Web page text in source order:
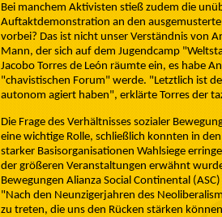
Bei manchem Aktivisten stieß zudem die
Auftaktdemonstration an den
vorbei? Das ist nicht unser Verständnis von
Mann, der sich auf dem Jugendcamp
Jacobo Torres de León räumte ein, es habe
"chavistischen Forum" werde. "Letztlich ist
autonom agiert haben", erklärte Torres der
Die Frage des Verhältnisses sozialer
eine wichtige Rolle, schließlich konnten in
starker Basisorganisationen Wahlsiege
der größeren Veranstaltungen erwähnt
Bewegungen Alianza Social Continental
"Nach den Neunzigerjahren des
zu treten, die uns den Rücken stärken